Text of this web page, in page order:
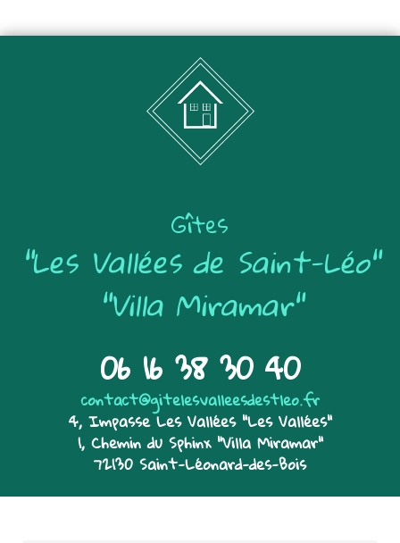
Gîtes
"Les Vallées de Saint-Léo"
"Villa Miramar"
06 16 38 30 40
contact@gitelesvalleesdestleo.fr
4, Impasse Les Vallées "Les Vallées"
1, Chemin du Sphinx "Villa Miramar"
72130 Saint-Léonard-des-Bois